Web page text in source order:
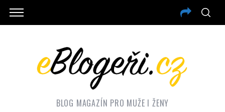
BLOG MAGAZÍN PRO MUŽE I ŽENY